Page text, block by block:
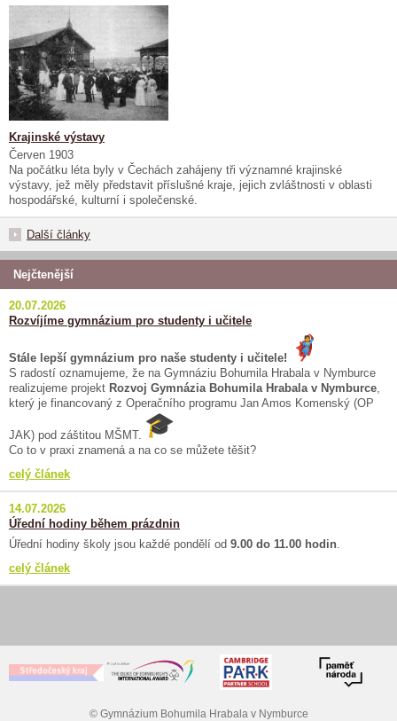
Krajinské výstavy
Červen 1903
Na počátku léta byly v Čechách zahájeny tři významné krajinské
výstavy, jež měly představit příslušné kraje, jejich zvláštnosti v oblasti
hospodářské, kulturní i společenské.
Další články
Nejčtenější
20.07.2026
Rozvíjíme gymnázium pro studenty i učitele
Stále lepší gymnázium pro naše studenty i učitele!
S radostí oznamujeme, že na Gymnáziu Bohumila Hrabala v Nymburce
realizujeme projekt Rozvoj Gymnázia Bohumila Hrabala v Nymburce,
který je financovaný z Operačního programu Jan Amos Komenský (OP
JAK) pod záštitou MŠMT.
Co to v praxi znamená a na co se můžete těšit?
celý článek
14.07.2026
Úřední hodiny během prázdnin
Úřední hodiny školy jsou každé pondělí od 9.00 do 11.00 hodin.
celý článek
© Gymnázium Bohumila Hrabala v Nymburce